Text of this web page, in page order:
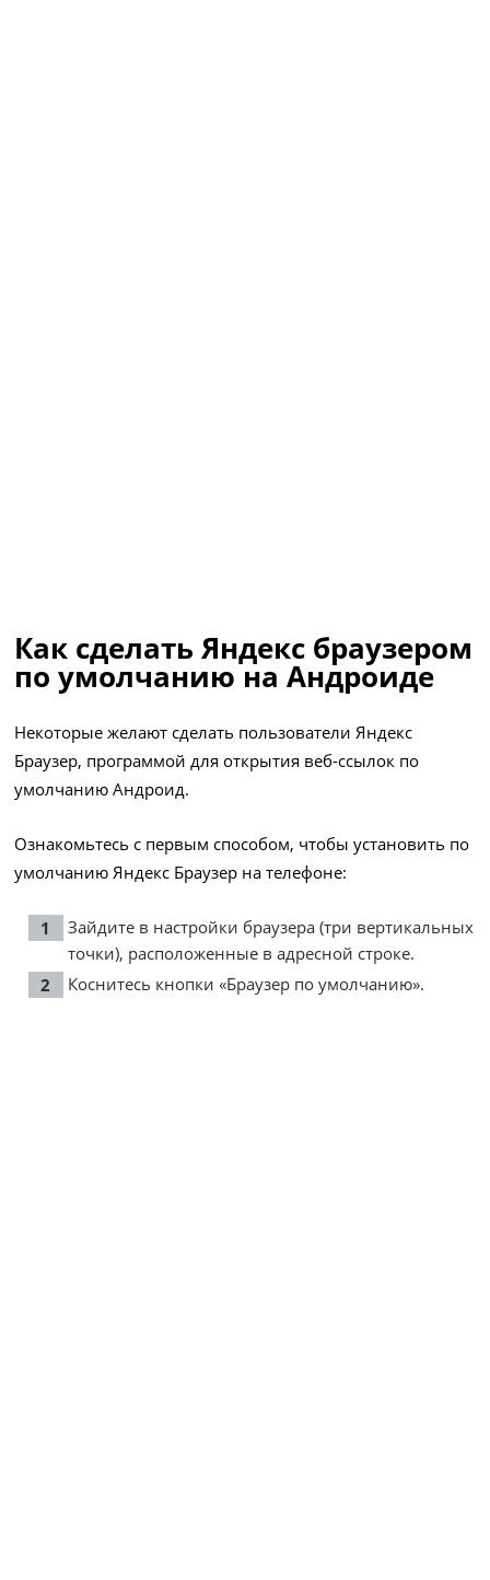
Как сделать Яндекс браузером
по умолчанию на Андроиде
Некоторые желают сделать пользователи Яндекс
Браузер, программой для открытия веб-ссылок по
умолчанию Андроид.
Ознакомьтесь с первым способом, чтобы установить по
умолчанию Яндекс Браузер на телефоне:
Зайдите в настройки браузера (три вертикальных
точки), расположенные в адресной строке.
Коснитесь кнопки «Браузер по умолчанию».